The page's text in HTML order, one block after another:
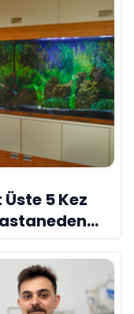
5 Kez